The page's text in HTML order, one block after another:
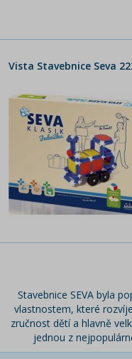
Vista Stavebnice Seva
Stavebnice SEVA byla
vlastnostem, které
zručnost dětí a hlavně
jednou z